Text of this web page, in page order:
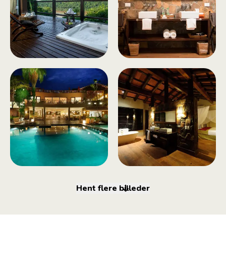
Hent flere billeder